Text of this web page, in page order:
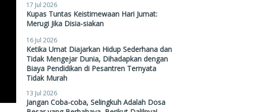
17 Jul 2026
Kupas Tuntas Keistimewaan Hari Jumat:
Merugi Jika Disia-siakan
16 Jul 2026
Ketika Umat Diajarkan Hidup Sederhana dan
Tidak Mengejar Dunia, Dihadapkan dengan
Biaya Pendidikan di Pesantren Ternyata
Tidak Murah
13 Jul 2026
Jangan Coba-coba, Selingkuh Adalah Dosa